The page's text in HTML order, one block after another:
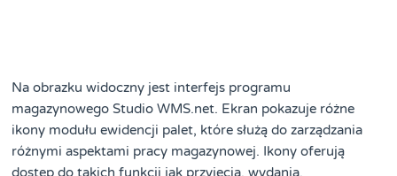
Na obrazku widoczny jest interfejs programu
magazynowego Studio WMS.net. Ekran pokazuje różne
ikony modułu ewidencji palet, które służą do zarządzania
różnymi aspektami pracy magazynowej. Ikony oferują
dostęp do takich funkcji jak przyjęcia, wydania,